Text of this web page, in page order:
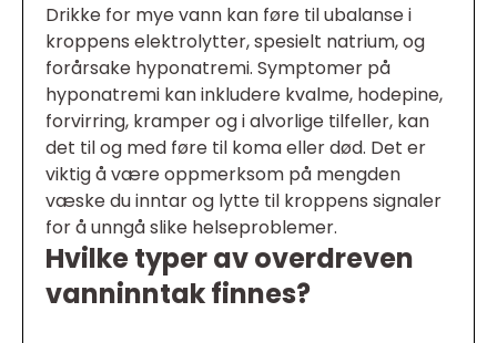
Drikke for mye vann kan føre til ubalanse i
kroppens elektrolytter, spesielt natrium, og
forårsake hyponatremi. Symptomer på
hyponatremi kan inkludere kvalme, hodepine,
forvirring, kramper og i alvorlige tilfeller, kan
det til og med føre til koma eller død. Det er
viktig å være oppmerksom på mengden
væske du inntar og lytte til kroppens signaler
for å unngå slike helseproblemer.
Hvilke typer av overdreven
vanninntak finnes?